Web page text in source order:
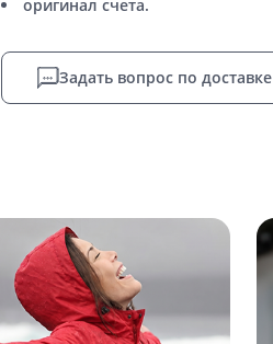
оригинал счета.
Задать вопрос по доставке